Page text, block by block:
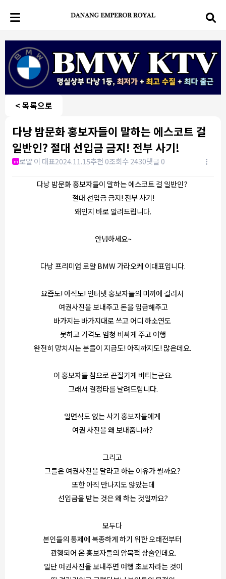
< 목록으로
다낭 밤문화 홍보자들이 말하는 에스코트 걸
일반인? 절대 선입금 금지! 전부 사기!
m 로얄 이 대표2024.11.15추천 0조회수 2430댓글 0
다낭 밤문화 홍보자들이 말하는 에스코트 걸 일반인?
절대 선입금 금지! 전부 사기!
왜인지 바로 알려드립니다.
안녕하세요~
다낭 프리미엄 로얄 BMW 가라오케 이대표입니다.
요즘도! 아직도! 인터넷 홍보자들의 미끼에 걸려서
여권사진을 보내주고 돈을 입금해주고
바가지는 바가지대로 쓰고 어디 하소연도
못하고 가격도 엄청 비싸게 주고 여행
완전히 망치시는 분들이 지금도! 아직까지도! 많은데요.
이 홍보자들 참으로 끈질기게 버티는군요.
그래서 결정타를 날려드립니다.
일면식도 없는 사기 홍보자들에게
여권 사진을 왜 보내줍니까?
그리고
그들은 여권사진을 달라고 하는 이유가 뭘까요?
또한 아직 만나지도 않았는데
선입금을 받는 것은 왜 하는 것일까요?
모두다
본인들의 통제에 복종하게 하기 위한 오래전부터
관행되어 온 홍보자들의 암묵적 상술인데요.
일단 여권사진을 보내주면 여행 초보자라는 것이